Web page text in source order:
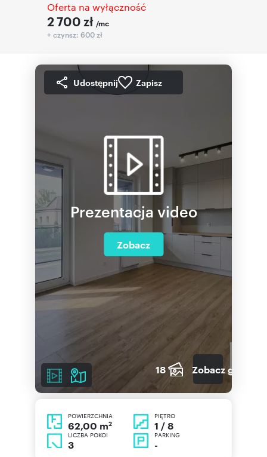
Oferta na wyłączność
2 700 zł /mc
+ czynsz: 600 zł
Udostępnij Zapisz
Prezentacja video
Zobacz
18 Zobacz galerię
POWIERZCHNIA
62,00 m2
PIĘTRO
1 / 8
LICZBA POKOI
3
PARKING
-